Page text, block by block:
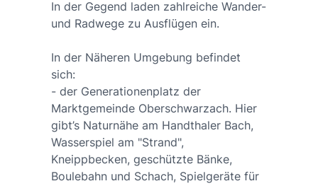
In der Gegend laden zahlreiche Wander-
und Radwege zu Ausflügen ein.
In der Näheren Umgebung befindet
sich:
- der Generationenplatz der
Marktgemeinde Oberschwarzach. Hier
gibt’s Naturnähe am Handthaler Bach,
Wasserspiel am "Strand",
Kneippbecken, geschützte Bänke,
Boulebahn und Schach, Spielgeräte für